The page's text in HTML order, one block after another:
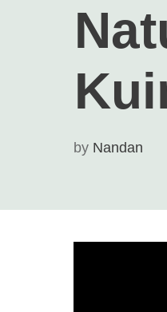
by Nandan